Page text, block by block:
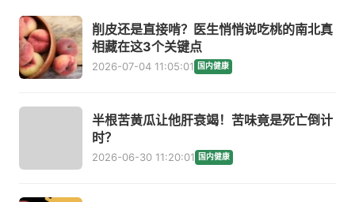
削皮还是直接啃？医生悄悄说吃桃的南北真
相藏在这3个关键点
2026-07-04 11:05:01 国内健康
半根苦黄瓜让他肝衰竭！苦味竟是死亡倒计
时？
2026-06-30 11:20:01 国内健康